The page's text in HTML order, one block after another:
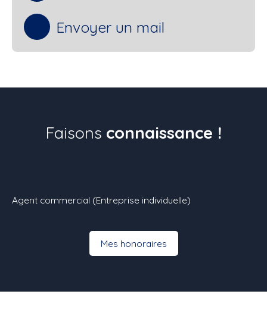
Envoyer un mail
Faisons connaissance !
Agent commercial (Entreprise individuelle)
Mes honoraires